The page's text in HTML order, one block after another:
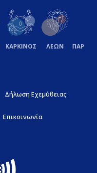
ΚΑΡΚΙΝΟΣ ΛΕΩΝ
Δήλωση Εχεμύθειας
Επικοινωνία